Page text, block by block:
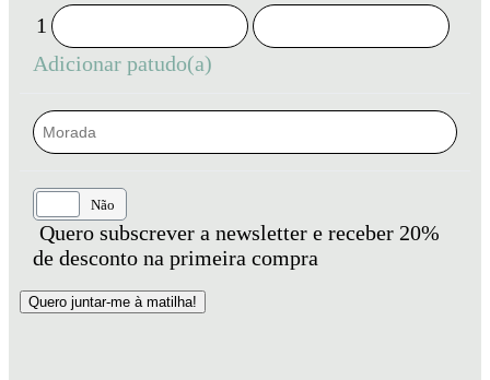
1
Adicionar patudo(a)
Não
Quero subscrever a newsletter e receber 20%
de desconto na primeira compra